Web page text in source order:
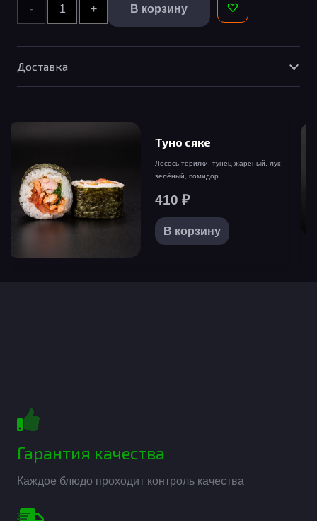
Количество
Тунец
В корзину
Доставка
Туно сяке
Лосось терияки, тунец жареный, лук
зелёный, помидор.
410 ₽
В корзину
Гарантия качества
Каждое блюдо проходит контроль качества